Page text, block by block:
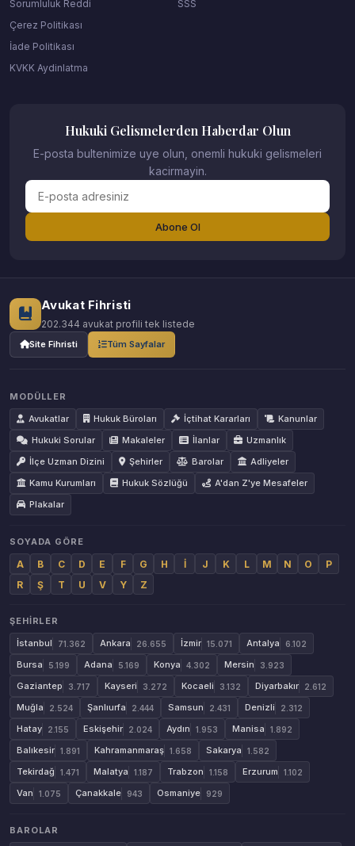
Sorumluluk Reddi
Çerez Politikası
İade Politikası
KVKK Aydinlatma
SSS
Hukuki Gelismelerden Haberdar Olun
E-posta bultenimize uye olun, onemli hukuki gelismeleri
kacirmayin.
Abone Ol
Avukat Fihristi
202.344 avukat profili tek listede
Site Fihristi Tüm Sayfalar
MODÜLLER
Avukatlar
Hukuk Büroları İçtihat Kararları
Kanunlar
Hukuki Sorular
Makaleler İlanlar
Uzmanlık
İlçe Uzman Dizini
Şehirler Barolar
Adliyeler
Kamu Kurumları
Hukuk Sözlüğü
A'dan Z'ye Mesafeler
Plakalar
SOYADA GÖRE
A B C D E F G H İ J K L M N O
P
R
Ş T U V Y Z
ŞEHIRLER
İstanbul
71.362 Ankara 26.655 İzmir 15.071 Antalya 6.102
Bursa 5.199 Adana 5.169 Konya 4.302 Mersin 3.923
Gaziantep 3.717 Kayseri 3.272 Kocaeli 3.132 Diyarbakır 2.612
Muğla 2.524 Şanlıurfa 2.444 Samsun 2.431 Denizli 2.312
Hatay 2.155 Eskişehir 2.024 Aydın 1.953 Manisa 1.892
Balıkesir 1.891 Kahramanmaraş 1.658 Sakarya 1.582
Tekirdağ 1.471 Malatya 1.187 Trabzon 1.158 Erzurum 1.102
Van 1.075 Çanakkale 943 Osmaniye 929
BAROLAR